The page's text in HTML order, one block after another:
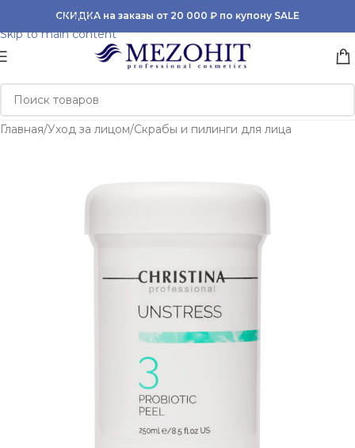
Skip to navigation
Skip to main content
СКИДКА на заказы от 20 000 ₽ по купону SALE
Главная/Уход за лицом/Скрабы и пилинги для лица